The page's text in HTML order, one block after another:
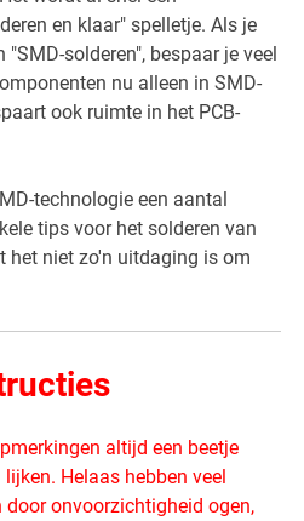
en klaar" spelletje. Als je
solderen", bespaar je veel
nu alleen in SMD-
ook ruimte in het PCB-
technologie een aantal
tips voor het solderen van
het niet zo'n uitdaging is om
altijd een beetje
Helaas hebben veel
door onvoorzichtigheid ogen,